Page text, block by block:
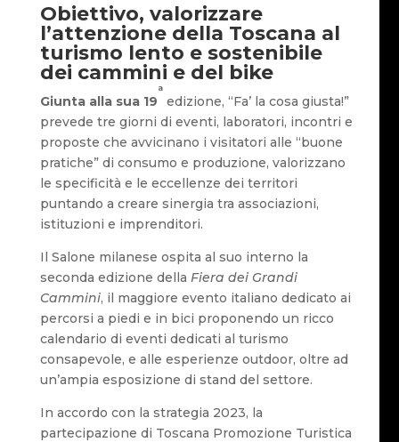
Obiettivo, valorizzare
l’attenzione della Toscana al
turismo lento e sostenibile
dei cammini e del bike
Giunta alla sua 19
ª
edizione, “Fa’ la cosa giusta!”
prevede tre giorni di eventi, laboratori, incontri e
proposte che avvicinano i visitatori alle “buone
pratiche” di consumo e produzione, valorizzano
le specificità e le eccellenze dei territori
puntando a creare sinergia tra associazioni,
istituzioni e imprenditori.
Il Salone milanese ospita al suo interno la
seconda edizione della Fiera dei Grandi
Cammini, il maggiore evento italiano dedicato ai
percorsi a piedi e in bici proponendo un ricco
calendario di eventi dedicati al turismo
consapevole, e alle esperienze outdoor, oltre ad
un’ampia esposizione di stand del settore.
In accordo con la strategia 2023, la
partecipazione di Toscana Promozione Turistica